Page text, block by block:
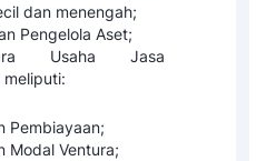
dan menengah;
Pengelola Aset;
Usaha Jasa
meliputi:
Pembiayaan;
Modal Ventura;